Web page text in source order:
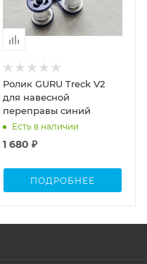
Ролик GURU Treck V2
для навесной
переправы синий
Есть в наличии
1 680 ₽
ПОДРОБНЕЕ